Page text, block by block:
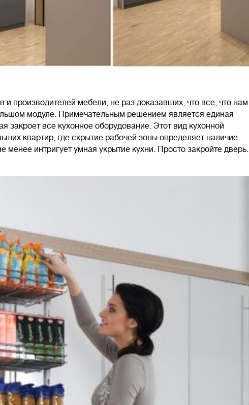
и производителей мебели, не раз доказавших, что все, что нам
модуле. Примечательным решением является единая
закроет все кухонное оборудование. Этот вид кухонной
квартир, где скрытие рабочей зоны определяет наличие
менее интригует умная укрытие кухни. Просто закройте дверь.